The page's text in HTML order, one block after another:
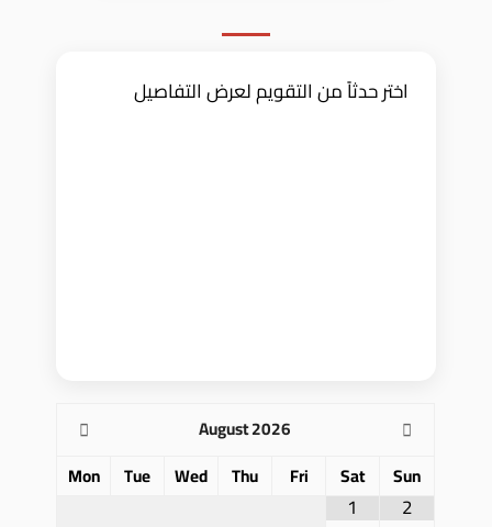
اختر حدثاً من التقويم لعرض التفاصيل
August2026
Mon
Tue Wed Thu Fri Sat Sun
1
2